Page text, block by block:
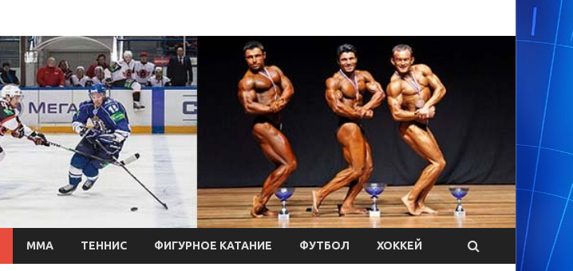
MMA ТЕННИС ФИГУРНОЕ КАТАНИЕ ФУТБОЛ ХОККЕЙ